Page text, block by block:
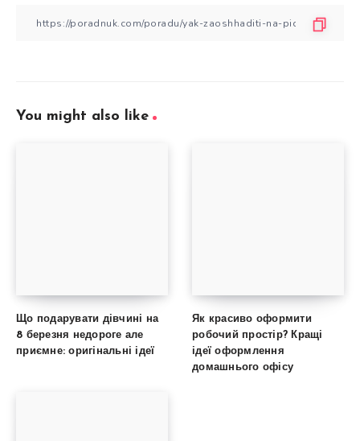
You might also like
Що подарувати дівчині на
8 березня недороге але
приємне: оригінальні ідеї
Як красиво оформити
робочий простір? Кращі
ідеї оформлення
домашнього офісу